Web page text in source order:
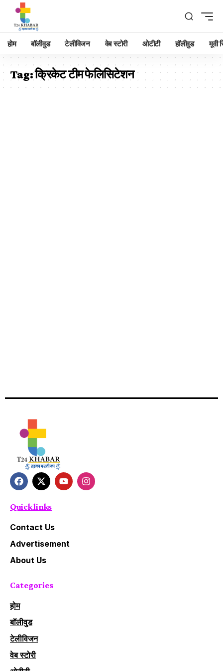
होम बॉलीवुड टेलीविजन वेब स्टोरी ओटीटी हॉलीवुड मूवी
Tag:क्रिकेट टीम फेलिसिटेशन
Quick links
Contact Us
Advertisement
About Us
Categories
होम
बॉलीवुड
टेलीविजन
वेब स्टोरी